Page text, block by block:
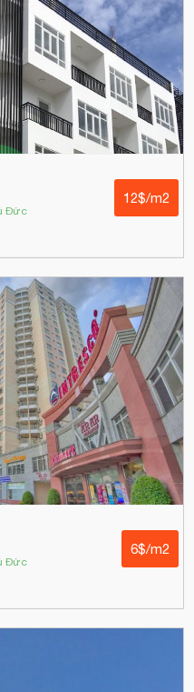
Đức
12$/m2
Đức
6$/m2